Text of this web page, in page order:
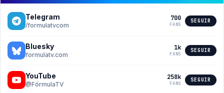
Telegram
/formulatvcom
700
FANS
SEGUIR
Bluesky
formulatv.com
1k
FANS
SEGUIR
YouTube
@FórmulaTV
258k
FANS
SEGUIR